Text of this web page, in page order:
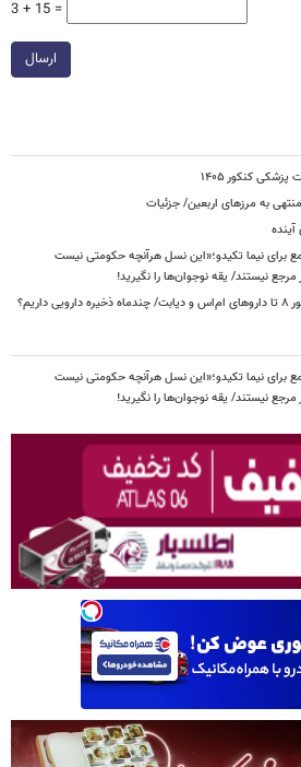
3 + 15 =
ارسال
کنکور ۱۴۰۵
به مرزهای اربعین/ جزئیات
برای نیما تکیدو؛«این نسل هرآنچه حکومتی نیست
نیستند/ یقه نوجوان‌ها را نگیرید!
برای نیما تکیدو؛«این نسل هرآنچه حکومتی نیست
نیستند/ یقه نوجوان‌ها را نگیرید!